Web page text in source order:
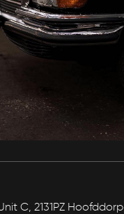
C, 2131PZ Hoofddorp